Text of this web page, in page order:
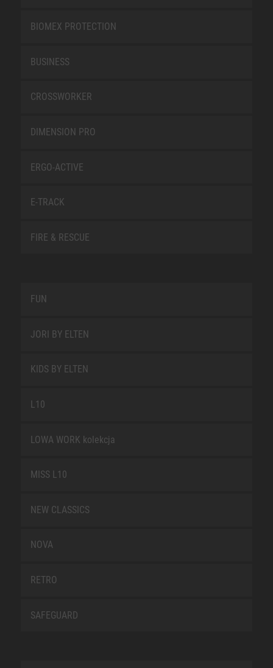
BIOMEX PROTECTION
BUSINESS
CROSSWORKER
DIMENSION PRO
ERGO-ACTIVE
E-TRACK
FIRE & RESCUE
FUN
JORI BY ELTEN
KIDS BY ELTEN
L10
LOWA WORK kolekcja
MISS L10
NEW CLASSICS
NOVA
RETRO
SAFEGUARD